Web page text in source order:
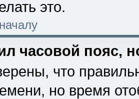
это.
часовой пояс,
что
но время